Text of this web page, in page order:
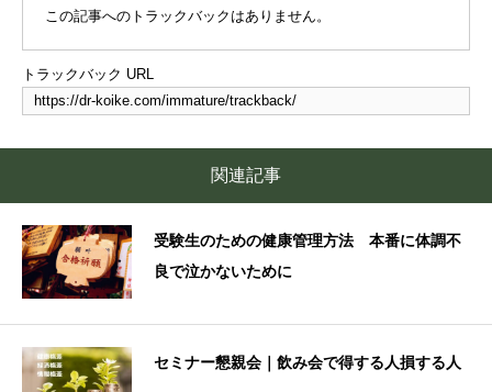
この記事へのトラックバックはありません。
トラックバック URL
関連記事
受験生のための健康管理方法 本番に体調不
良で泣かないために
セミナー懇親会｜飲み会で得する人損する人